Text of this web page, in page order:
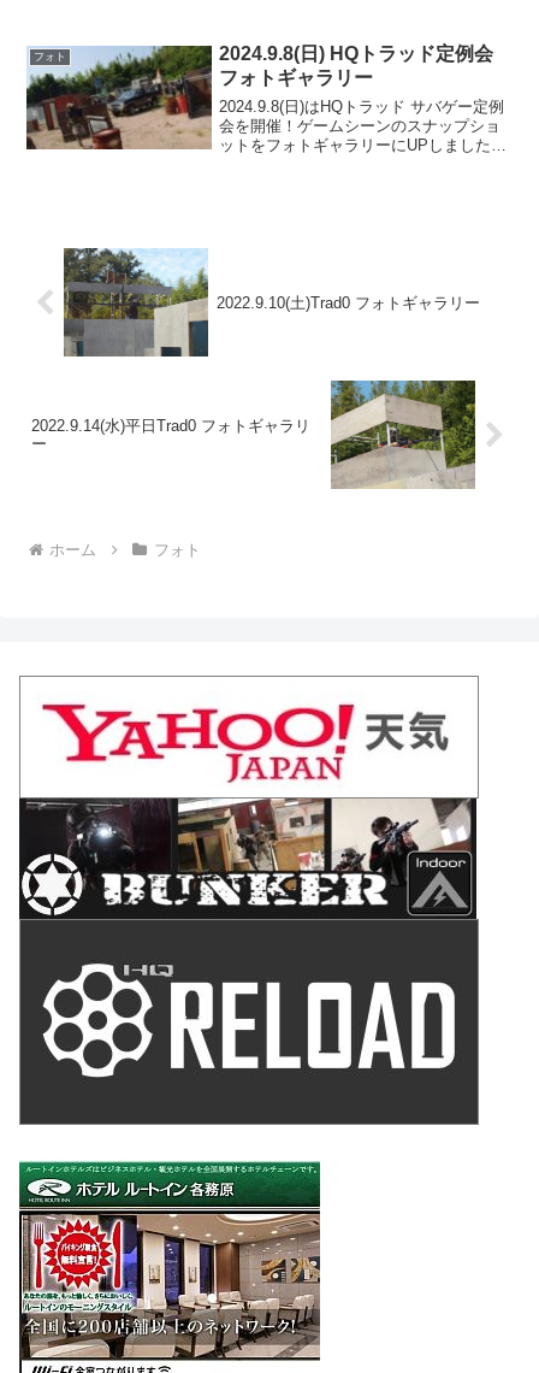
アルバムをみる(Google Photo)
フォト
2024.9.8(日) HQトラッド定例会
フォトギャラリー
2024.9.8(日)はHQトラッド サバゲー定例
会を開催！ゲームシーンのスナップショ
ットをフォトギャラリーにUPしましたの
2022.9.10(土)Trad0 フォトギャラリー
2022.9.14(水)平日Trad0 フォトギャラリ
ー
ホーム フォト